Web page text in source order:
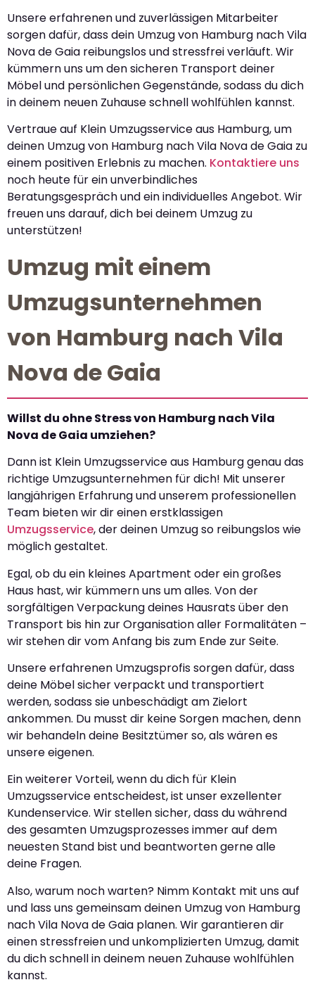
Unsere erfahrenen und zuverlässigen Mitarbeiter
sorgen dafür, dass dein Umzug von Hamburg nach Vila
Nova de Gaia reibungslos und stressfrei verläuft. Wir
kümmern uns um den sicheren Transport deiner
Möbel und persönlichen Gegenstände, sodass du dich
in deinem neuen Zuhause schnell wohlfühlen kannst.
Vertraue auf Klein Umzugsservice aus Hamburg, um
deinen Umzug von Hamburg nach Vila Nova de Gaia zu
einem positiven Erlebnis zu machen. Kontaktiere uns
noch heute für ein unverbindliches
Beratungsgespräch und ein individuelles Angebot. Wir
freuen uns darauf, dich bei deinem Umzug zu
unterstützen!
Umzug mit einem
Umzugsunternehmen
von Hamburg nach Vila
Nova de Gaia
Willst du ohne Stress von Hamburg nach Vila
Nova de Gaia umziehen?
Dann ist Klein Umzugsservice aus Hamburg genau das
richtige Umzugsunternehmen für dich! Mit unserer
langjährigen Erfahrung und unserem professionellen
Team bieten wir dir einen erstklassigen
Umzugsservice, der deinen Umzug so reibungslos wie
möglich gestaltet.
Egal, ob du ein kleines Apartment oder ein großes
Haus hast, wir kümmern uns um alles. Von der
sorgfältigen Verpackung deines Hausrats über den
Transport bis hin zur Organisation aller Formalitäten –
wir stehen dir vom Anfang bis zum Ende zur Seite.
Unsere erfahrenen Umzugsprofis sorgen dafür, dass
deine Möbel sicher verpackt und transportiert
werden, sodass sie unbeschädigt am Zielort
ankommen. Du musst dir keine Sorgen machen, denn
wir behandeln deine Besitztümer so, als wären es
unsere eigenen.
Ein weiterer Vorteil, wenn du dich für Klein
Umzugsservice entscheidest, ist unser exzellenter
Kundenservice. Wir stellen sicher, dass du während
des gesamten Umzugsprozesses immer auf dem
neuesten Stand bist und beantworten gerne alle
deine Fragen.
Also, warum noch warten? Nimm Kontakt mit uns auf
und lass uns gemeinsam deinen Umzug von Hamburg
nach Vila Nova de Gaia planen. Wir garantieren dir
einen stressfreien und unkomplizierten Umzug, damit
du dich schnell in deinem neuen Zuhause wohlfühlen
kannst.